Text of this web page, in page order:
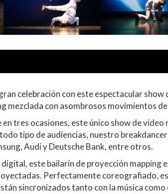
celebración con este espectacular
mezclada con asombrosos movimientos
tres ocasiones, este único show de
tipo de audiencias, nuestro
Audi y Deutsche Bank, entre otros.
digital, este bailarín de proyección
Perfectamente coreografiado,
sincronizados tanto con la música como